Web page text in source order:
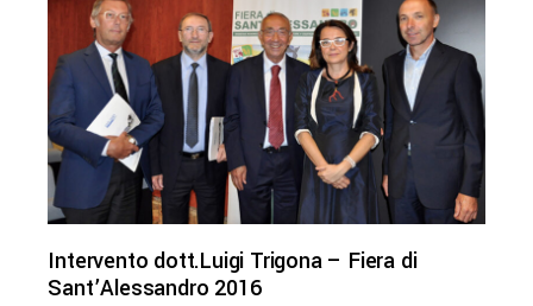
Intervento dott.Luigi Trigona – Fiera di
Sant’Alessandro 2016